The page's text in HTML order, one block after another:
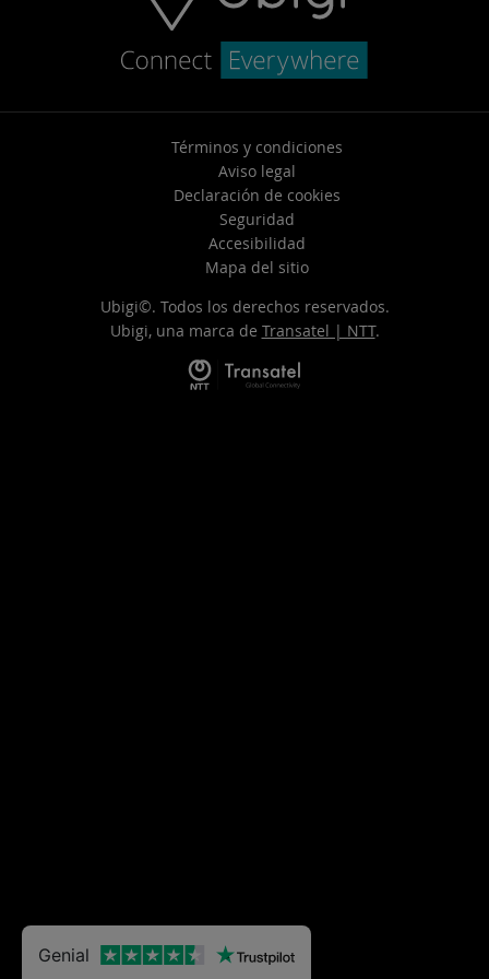
Términos y condiciones
Aviso legal
Declaración de cookies
Seguridad
Accesibilidad
Mapa del sitio
Ubigi©. Todos los derechos reservados.
Ubigi, una marca de Transatel | NTT.
Genial